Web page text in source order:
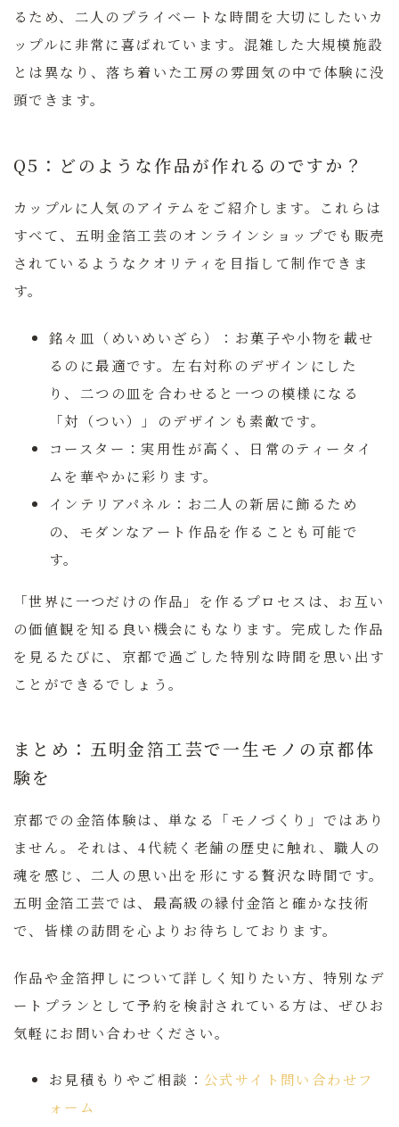
るため、二人のプライベートな時間を大切にしたいカ
ップルに非常に喜ばれています。混雑した大規模施設
とは異なり、落ち着いた工房の雰囲気の中で体験に没
頭できます。
Q5：どのような作品が作れるのですか？
カップルに人気のアイテムをご紹介します。これらは
すべて、五明金箔工芸のオンラインショップでも販売
されているようなクオリティを目指して制作できま
す。
銘々皿（めいめいざら）： お菓子や小物を載せ
るのに最適です。左右対称のデザインにした
り、二つの皿を合わせると一つの模様になる
「対（つい）」のデザインも素敵です。
コースター：実用性が高く、日常のティータイ
ムを華やかに彩ります。
インテリアパネル： お二人の新居に飾るため
の、モダンなアート作品を作ることも可能で
す。
「世界に一つだけの作品」を作るプロセスは、お互い
の価値観を知る良い機会にもなります。完成した作品
を見るたびに、京都で過ごした特別な時間を思い出す
ことができるでしょう。
まとめ：五明金箔工芸で一生モノの京都体
験を
京都での金箔体験は、単なる「モノづくり」ではあり
ません。それは、4代続く老舗の歴史に触れ、職人の
魂を感じ、二人の思い出を形にする贅沢な時間です。
五明金箔工芸では、最高級の縁付金箔と確かな技術
で、皆様の訪問を心よりお待ちしております。
作品や金箔押しについて詳しく知りたい方、特別なデ
ートプランとして予約を検討されている方は、ぜひお
気軽にお問い合わせください。
お見積もりやご相談： 公式サイト問い合わせフ
ォーム